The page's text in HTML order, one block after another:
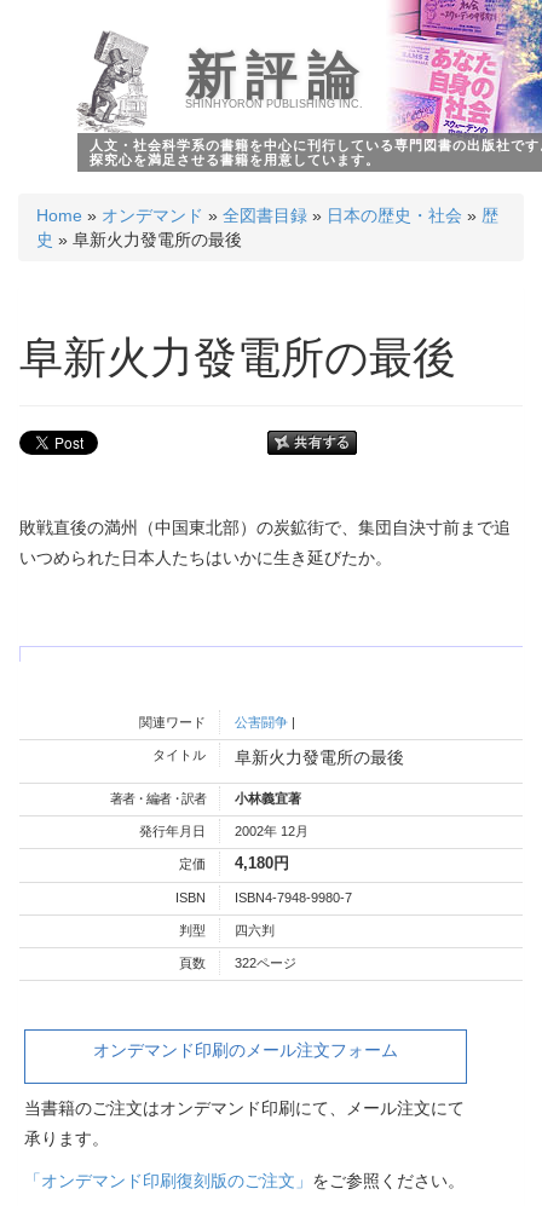
新評論
SHINHYORON PUBLISHING INC.
人文・社会科学系の書籍を中心に刊行している専門図書の出版社で
探究心を満足させる書籍を用意しています。
Home » オンデマンド » 全図書目録 » 日本の歴史・社会 » 歴
史 » 阜新火力發電所の最後
阜新火力發電所の最後
敗戦直後の満州（中国東北部）の炭鉱街で、集団自決寸前まで追
いつめられた日本人たちはいかに生き延びたか。
関連ワード 公害闘争|
阜新火力發電所の最後
タイトル
著者・編者・訳者 小林義宜著
発行年月日 2002年 12月
定価 4,180円
ISBN ISBN4-7948-9980-7
判型 四六判
頁数 322ページ
オンデマンド印刷のメール注文フォーム
当書籍のご注文はオンデマンド印刷にて、メール注文にて
承ります。
「オンデマンド印刷復刻版のご注文」 をご参照ください。